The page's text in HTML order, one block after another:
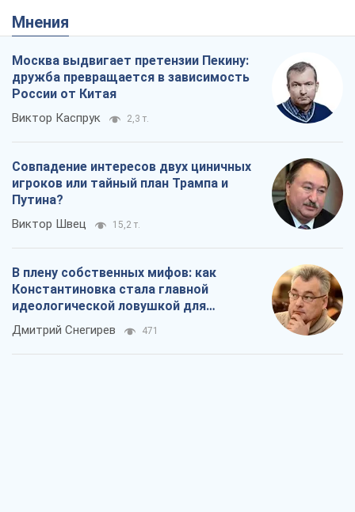
Мнения
Москва выдвигает претензии Пекину:
дружба превращается в зависимость
России от Китая
Виктор Каспрук 2,3 т.
Совпадение интересов двух циничных
игроков или тайный план Трампа и
Путина?
Виктор Швец 15,2 т.
В плену собственных мифов: как
Константиновка стала главной
идеологической ловушкой для
российских оккупантов
Дмитрий Снегирев 471